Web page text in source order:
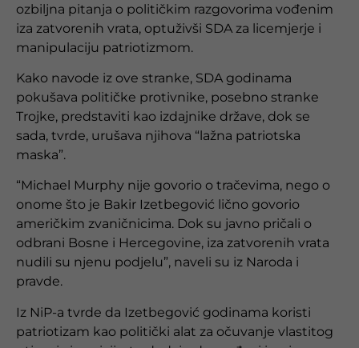
ozbiljna pitanja o političkim razgovorima vođenim
iza zatvorenih vrata, optuživši SDA za licemjerje i
manipulaciju patriotizmom.
Kako navode iz ove stranke, SDA godinama
pokušava političke protivnike, posebno stranke
Trojke, predstaviti kao izdajnike države, dok se
sada, tvrde, urušava njihova “lažna patriotska
maska”.
“Michael Murphy nije govorio o tračevima, nego o
onome što je Bakir Izetbegović lično govorio
američkim zvaničnicima. Dok su javno pričali o
odbrani Bosne i Hercegovine, iza zatvorenih vrata
nudili su njenu podjelu”, naveli su iz Naroda i
pravde.
Iz NiP-a tvrde da Izetbegović godinama koristi
patriotizam kao politički alat za očuvanje vlastitog